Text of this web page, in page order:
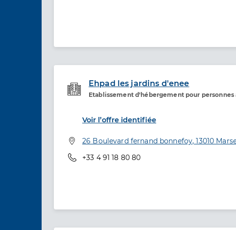
Ehpad les jardins d'enee
Etablissement d'hébergement pour personnes
Etablissement de soins
Voir l’offre identifiée
Adresse
26 Boulevard fernand bonnefoy, 13010
Téléphone
+33 4 91 18 80 80